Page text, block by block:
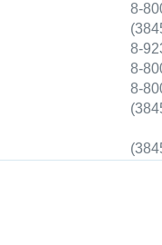
8-
8-
8-
8-